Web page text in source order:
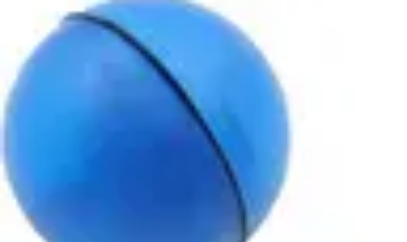
Guide Grandes Écoles
Admission et Préparation
Préparation et Stratégie
de l'école
Guide Grandes Écoles